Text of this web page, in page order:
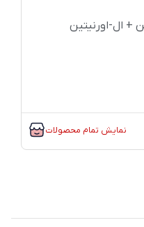
+ ال-اورنیتین
نمایش تمام محصولات